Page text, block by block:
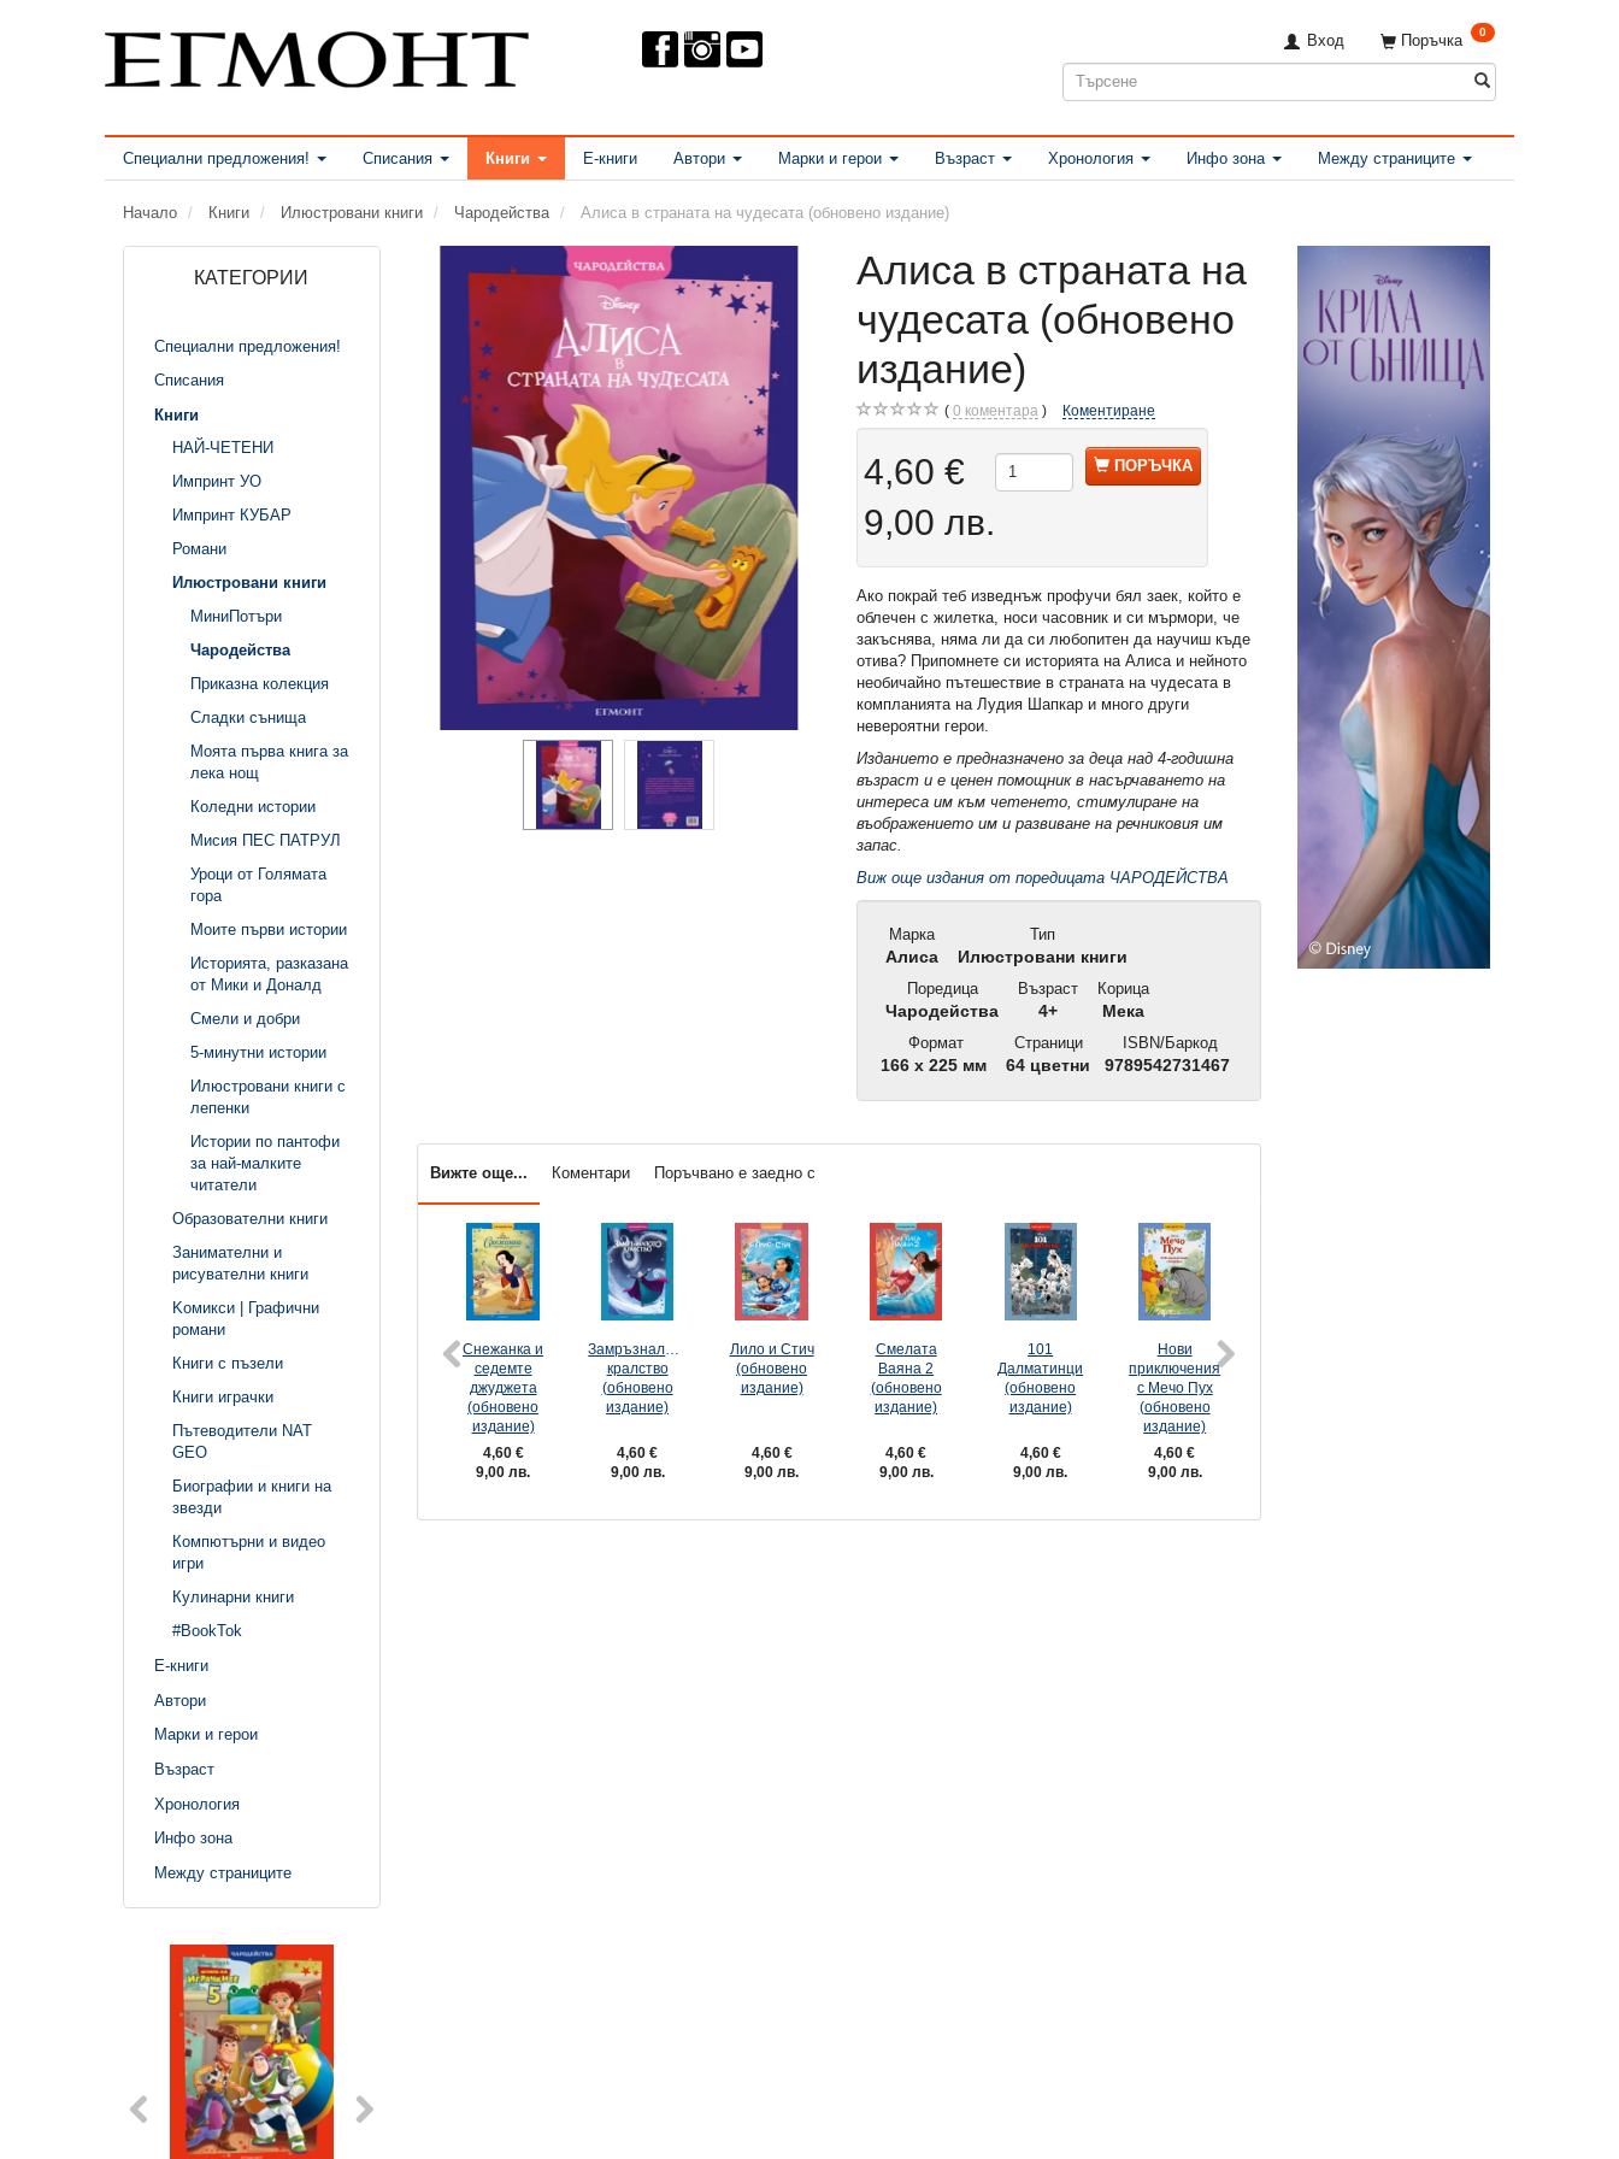
Поръчка 0
Вход
Специални предложения! Списания Книги Е-книги Автори Марки и герои Възраст Хронология Инфо зона Между страниците
Начало Книги Илюстровани книги Чародейства Алиса в страната на чудесата (обновено издание)
КАТЕГОРИИ
Специални предложения!
Списания
Книги
НАЙ-ЧЕТЕНИ
Импринт УО
Импринт КУБАР
Романи
Илюстровани книги
МиниПотъри
Чародейства
Приказна колекция
Сладки сънища
Моята първа книга за
лека нощ
Коледни истории
Мисия ПЕС ПАТРУЛ
Уроци от Голямата
гора
Моите първи истории
Историята, разказана
от Мики и Доналд
Смели и добри
5-минутни истории
Илюстровани книги с
лепенки
Истории по пантофи
за най-малките
читатели
Образователни книги
Занимателни и
рисувателни книги
Kомикси | Графични
романи
Книги с пъзели
Книги играчки
Пътеводители NAT
GEO
Биографии и книги на
звезди
Компютърни и видео
игри
Кулинарни книги
#BookTok
Е-книги
Автори
Марки и герои
Възраст
Хронология
Инфо зона
Между страниците
Алиса в страната на
чудесата (обновено
издание)
0 коментара Коментиране
4,60 €
9,00 лв.
ПОРЪЧКА
Ако покрай теб изведнъж профучи бял заек, който е
облечен с жилетка, носи часовник и си мърмори, че
закъснява, няма ли да си любопитен да научиш къде
отива? Припомнете си историята на Алиса и нейното
необичайно пътешествие в страната на чудесата в
компланията на Лудия Шапкар и много други
невероятни герои.
Изданието е предназначено за деца над 4-годишна
възраст и е ценен помощник в насърчаването на
интереса им към четенето, стимулиране на
въображението им и развиване на речниковия им
запас.
Виж още издания от поредицата ЧАРОДЕЙСТВА
Марка
Алиса
Тип
Илюстровани книги
Поредица
Чародейства
Възраст
4+
Корица
Мека
Формат
166 x 225 мм
Страници
64 цветни
ISBN/Баркод
9789542731467
Вижте още... Коментари Поръчвано е заедно с
Снежанка и
седемте
джуджета
(обновено
издание)
4,60 €
9,00 лв.
Замръзналото
кралство
(обновено
издание)
4,60 €
9,00 лв.
Лило и Стич
(обновено
издание)
4,60 €
9,00 лв.
Смелата
Ваяна 2
(обновено
издание)
4,60 €
9,00 лв.
101
Далматинци
(обновено
издание)
4,60 €
9,00 лв.
Нови
приключения
с Мечо Пух
(обновено
издание)
4,60 €
9,00 лв.